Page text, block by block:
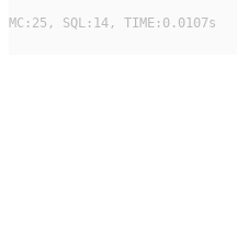
MC:25, SQL:14, TIME:0.0107s